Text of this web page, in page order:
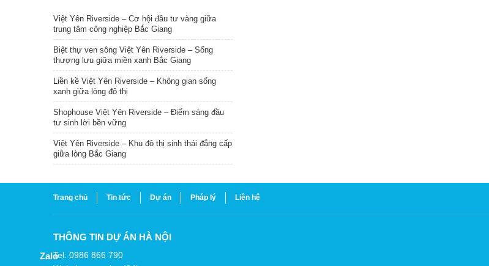
Việt Yên Riverside – Cơ hội đầu tư vàng giữa
trung tâm công nghiệp Bắc Giang
Biệt thự ven sông Việt Yên Riverside – Sống
thượng lưu giữa miền xanh Bắc Giang
Liền kề Việt Yên Riverside – Không gian sống
xanh giữa lòng đô thị
Shophouse Việt Yên Riverside – Điểm sáng đầu
tư sinh lời bền vững
Việt Yên Riverside – Khu đô thị sinh thái đẳng cấp
giữa lòng Bắc Giang
Trang chủ Tin tức Dự án Pháp lý Liên hệ
THÔNG TIN DỰ ÁN HÀ NỘI
Tel: 0986 866 790
Zalo